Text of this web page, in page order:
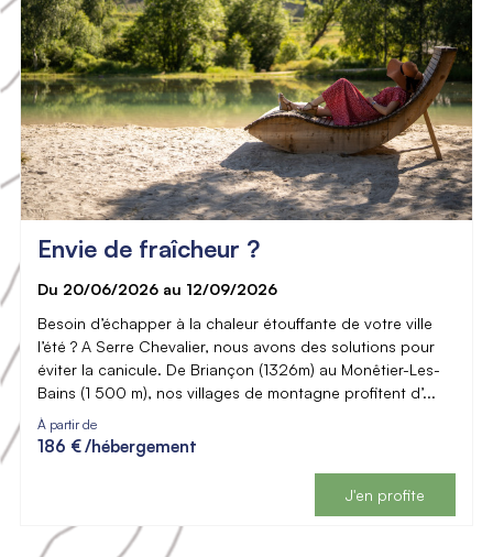
Envie de fraîcheur ?
Du 20/06/2026 au 12/09/2026
Besoin d’échapper à la chaleur étouffante de votre ville
l’été ? A Serre Chevalier, nous avons des solutions pour
éviter la canicule. De Briançon (1326m) au Monêtier-Les-
Bains (1 500 m), nos villages de montagne profitent d’...
À partir de
186 €/hébergement
J'en profite